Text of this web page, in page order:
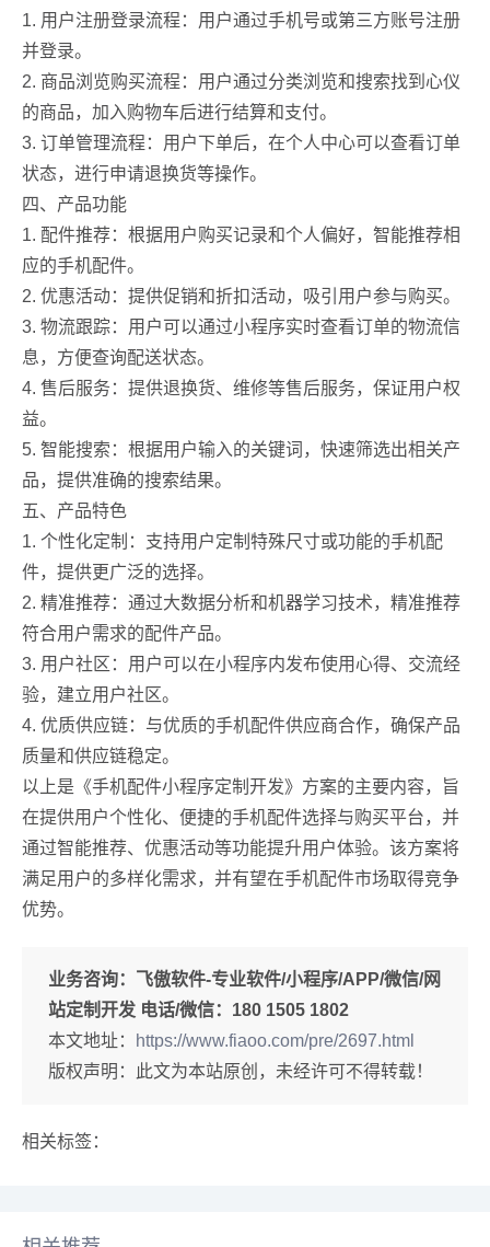
1. 用户注册登录流程：用户通过手机号或第三方账号注册
并登录。
2. 商品浏览购买流程：用户通过分类浏览和搜索找到心仪
的商品，加入购物车后进行结算和支付。
3. 订单管理流程：用户下单后，在个人中心可以查看订单
状态，进行申请退换货等操作。
四、产品功能
1. 配件推荐：根据用户购买记录和个人偏好，智能推荐相
应的手机配件。
2. 优惠活动：提供促销和折扣活动，吸引用户参与购买。
3. 物流跟踪：用户可以通过小程序实时查看订单的物流信
息，方便查询配送状态。
4. 售后服务：提供退换货、维修等售后服务，保证用户权
益。
5. 智能搜索：根据用户输入的关键词，快速筛选出相关产
品，提供准确的搜索结果。
五、产品特色
1. 个性化定制：支持用户定制特殊尺寸或功能的手机配
件，提供更广泛的选择。
2. 精准推荐：通过大数据分析和机器学习技术，精准推荐
符合用户需求的配件产品。
3. 用户社区：用户可以在小程序内发布使用心得、交流经
验，建立用户社区。
4. 优质供应链：与优质的手机配件供应商合作，确保产品
质量和供应链稳定。
以上是《手机配件小程序定制开发》方案的主要内容，旨
在提供用户个性化、便捷的手机配件选择与购买平台，并
通过智能推荐、优惠活动等功能提升用户体验。该方案将
满足用户的多样化需求，并有望在手机配件市场取得竞争
优势。
业务咨询： 飞傲软件-专业软件/小程序/APP/微信/网
站定制开发 电话/微信：180 1505 1802
本文地址：
https://www.fiaoo.com/pre/2697.html
版权声明：此文为本站原创，未经许可不得转载！
相关标签：